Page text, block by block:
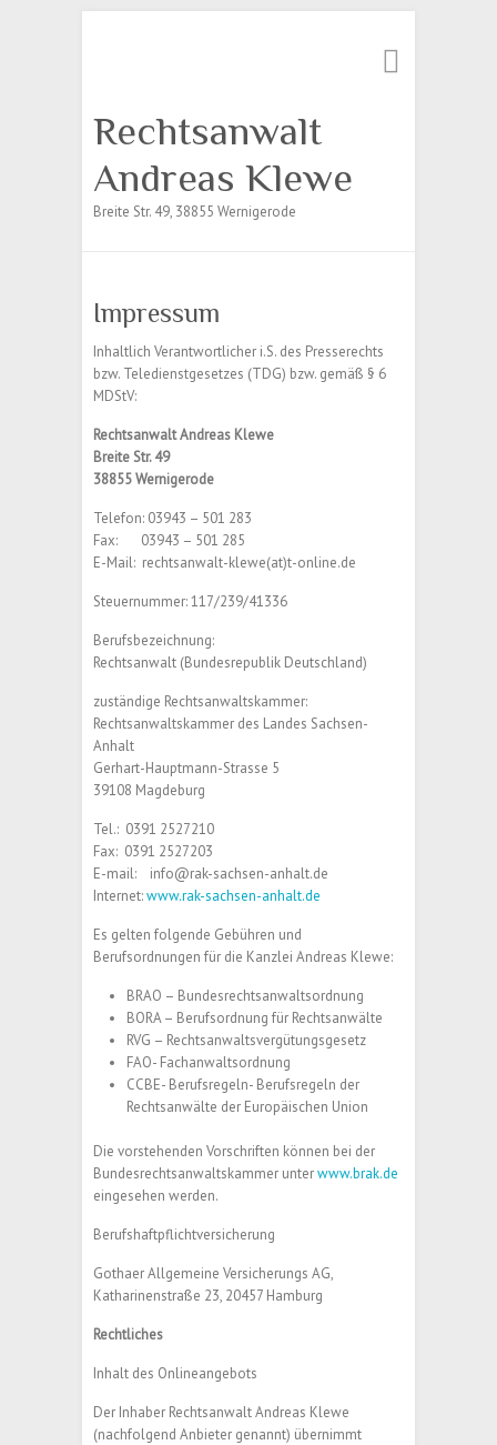
Rechtsanwalt
Andreas Klewe
Breite Str. 49, 38855 Wernigerode
Impressum
Inhaltlich Verantwortlicher i.S. des Presserechts
bzw. Teledienstgesetzes (TDG) bzw. gemäß § 6
MDStV:
Rechtsanwalt Andreas Klewe
Breite Str. 49
38855 Wernigerode
Telefon: 03943 – 501 283
Fax: 03943 – 501 285
E-Mail: rechtsanwalt-klewe(at)t-online.de
Steuernummer: 117/239/41336
Berufsbezeichnung:
Rechtsanwalt (Bundesrepublik Deutschland)
zuständige Rechtsanwaltskammer:
Rechtsanwaltskammer des Landes Sachsen-
Anhalt
Gerhart-Hauptmann-Strasse 5
39108 Magdeburg
Tel.: 0391 2527210
Fax: 0391 2527203
E-mail: info@rak-sachsen-anhalt.de
Internet:www.rak-sachsen-anhalt.de
Es gelten folgende Gebühren und
Berufsordnungen für die Kanzlei Andreas Klewe:
BRAO – Bundesrechtsanwaltsordnung
BORA – Berufsordnung für Rechtsanwälte
RVG – Rechtsanwaltsvergütungsgesetz
FAO- Fachanwaltsordnung
CCBE- Berufsregeln- Berufsregeln der
Rechtsanwälte der Europäischen Union
Die vorstehenden Vorschriften können bei der
Bundesrechtsanwaltskammer unterwww.brak.de
eingesehen werden.
Berufshaftpflichtversicherung
Gothaer Allgemeine Versicherungs AG,
Katharinenstraße 23, 20457 Hamburg
Rechtliches
Inhalt des Onlineangebots
Der Inhaber Rechtsanwalt Andreas Klewe
(nachfolgend Anbieter genannt) übernimmt